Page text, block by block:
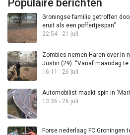
Populaire berichten
Groningse familie getroffen
eruit als een poffertjespan”
22:54 - 21 juli
Zombies nemen Haren over in
Justin (29): “Vanaf maandag te
16:11 - 26 juli
Automobilist maakt spin in
13:36 - 26 juli
Forse nederlaag FC Groningen